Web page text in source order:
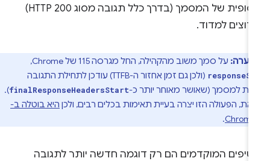
הסופית של המסמך (בדרך כלל תגובה מסוג HTTP 200)
למדוד.
הערה:על סמך משוב מהקהילה, החל מגרסה 115 של Chrome,
(ולכן גם זמן אחזור ה-TTFB) עודכן לתחילת התגובה
למסמך (שאושר מאוחר יותר כ-finalResponseHeadersStart
).
הפעולה הזו יצרה בעיית תאימות בכלים רבים, ולכן היא בוטלה ב-
.
המוקדמים הם רק דוגמה חדשה יותר לתגובה